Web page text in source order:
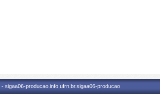
sigaa06-producao.info.ufrn.br.sigaa06-producao